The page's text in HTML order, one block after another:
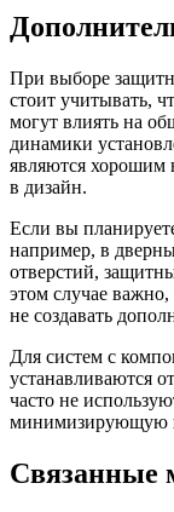
При выборе
стоит учитывать,
могут влиять на
динамики
являются хорошим
в дизайн.
Если вы
например, в
отверстий,
этом случае
не создавать
Для систем с
устанавливаются
часто не
минимизирующую
Связанные